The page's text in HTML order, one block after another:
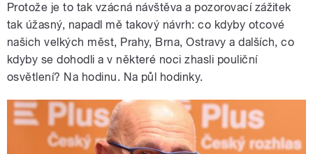
Protože je to tak vzácná návštěva a pozorovací zážitek
tak úžasný, napadl mě takový návrh: co kdyby otcové
našich velkých měst, Prahy, Brna, Ostravy a dalších, co
kdyby se dohodli a v některé noci zhasli pouliční
osvětlení? Na hodinu. Na půl hodinky.